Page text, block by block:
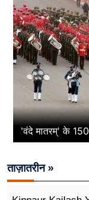
'वंदे मातरम्' के 150
ताज़ातरीन »